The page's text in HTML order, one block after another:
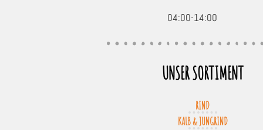
04:00-14:00
UNSER SORTIMENT
RIND
KALB & JUNGRIND